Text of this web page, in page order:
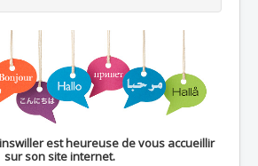
est heureuse de vous accueillir
sur son site internet.